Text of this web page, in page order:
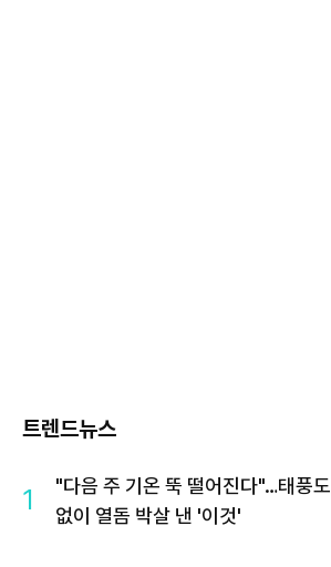
트렌드뉴스
1
"다음 주 기온 뚝 떨어진다"…태풍도
없이 열돔 박살 낸 '이것'